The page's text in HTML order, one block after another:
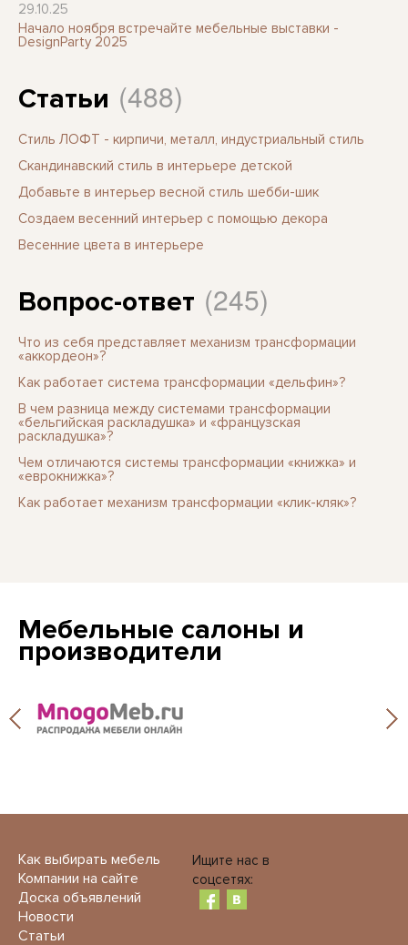
29.10.25
Начало ноября встречайте мебельные выставки -
DesignParty 2025
Статьи (488)
Стиль ЛОФТ - кирпичи, металл, индустриальный стиль
Скандинавский стиль в интерьере детской
Добавьте в интерьер весной стиль шебби-шик
Создаем весенний интерьер с помощью декора
Весенние цвета в интерьере
Вопрос-ответ (245)
Что из себя представляет механизм трансформации
«аккордеон»?
Как работает система трансформации «дельфин»?
В чем разница между системами трансформации
«бельгийская раскладушка» и «французская
раскладушка»?
Чем отличаются системы трансформации «книжка» и
«еврокнижка»?
Как работает механизм трансформации «клик-кляк»?
Мебельные салоны и
производители
Как выбирать мебель
Компании на сайте
Доска объявлений
Новости
Статьи
Ищите нас в
соцсетях: